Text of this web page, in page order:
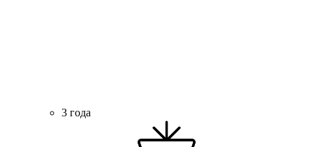
3 года